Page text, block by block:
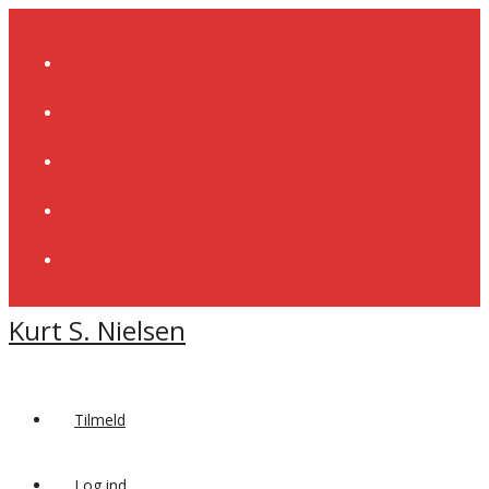
Kurt S. Nielsen
Tilmeld